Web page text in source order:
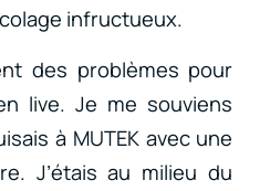
infructueux.
des problèmes pour
live. Je me souviens
à MUTEK avec une
J’étais au milieu du